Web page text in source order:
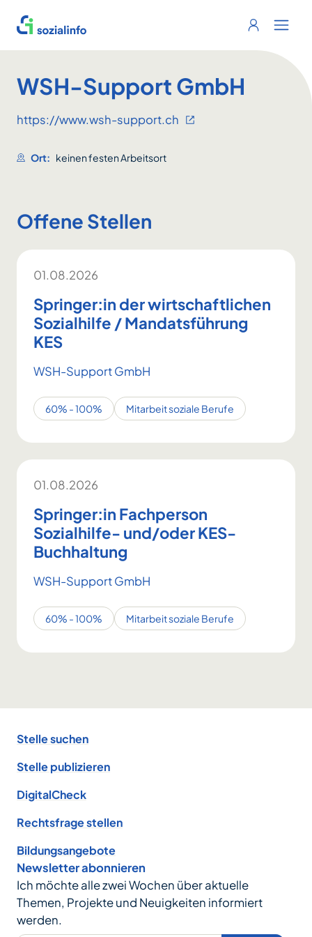
Sozialinfo
Login
WSH-Support GmbH
https://www.wsh-support.ch
Ort: keinen festen Arbeitsort
Offene Stellen
01.08.2026
Springer:in der wirtschaftlichen
Sozialhilfe / Mandatsführung
KES
WSH-Support GmbH
60% - 100% Mitarbeit soziale Berufe
01.08.2026
Springer:in Fachperson
Sozialhilfe- und/oder KES-
Buchhaltung
WSH-Support GmbH
60% - 100% Mitarbeit soziale Berufe
Stelle suchen
Stelle publizieren
DigitalCheck
Rechtsfrage stellen
Bildungsangebote
Newsletter abonnieren
Ich möchte alle zwei Wochen über aktuelle
Themen, Projekte und Neuigkeiten informiert
werden.